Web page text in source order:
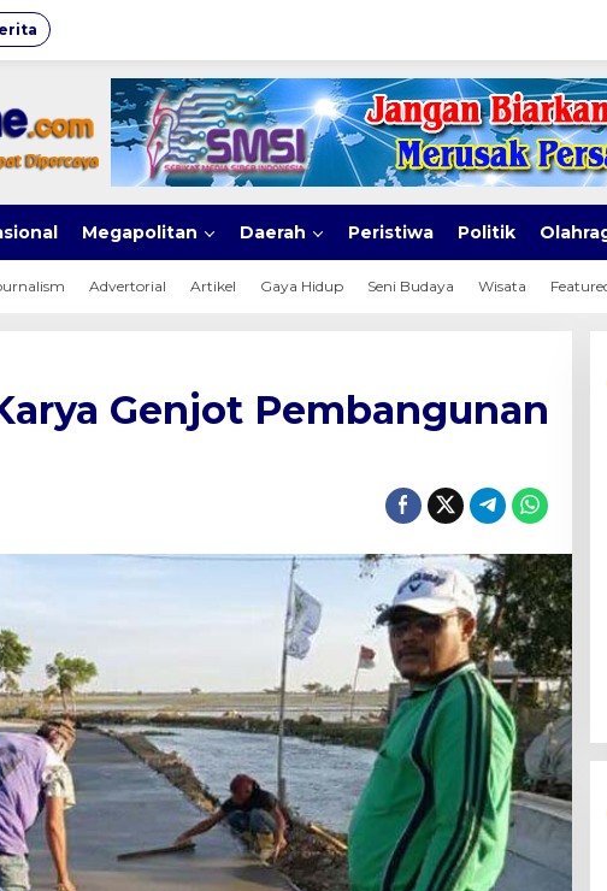
Megapolitan Daerah Peristiwa Politik
Advertorial Artikel Gaya Hidup Seni Budaya Wisata
Genjot Pembangunan